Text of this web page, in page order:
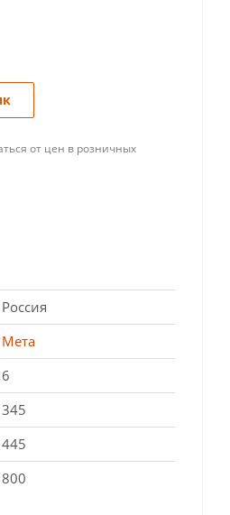
от цен в розничных
Россия
Мета
6
345
445
800